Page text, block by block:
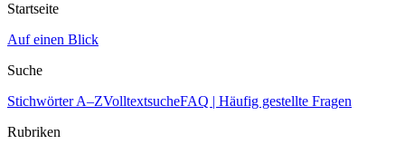
Startseite
Auf einen Blick
Suche
Stichwörter A–ZVolltextsucheFAQ | Häufig gestellte Fragen
Rubriken